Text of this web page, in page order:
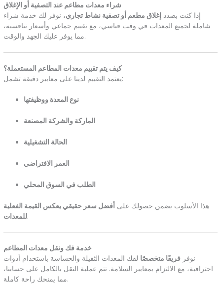
شراء معدات مطاعم عند التصفية أو الإغلاق
إذا كنت بصدد إغلاق مطعم أو تصفية نشاط تجاري، نوفر لك خدمة شراء
شاملة لجميع المعدات في وقت قياسي، مع تقييم جماعي وأسعار تنافسية،
مما يوفر عليك الجهد والوقت.
كيف يتم تقييم معدات المطاعم المستعملة؟
يعتمد التقييم لدينا على معايير دقيقة تشمل:
نوع المعدة ووظيفتها
الماركة والشركة المصنعة
الحالة التشغيلية
العمر الافتراضي
الطلب في السوق المحلي
هذا الأسلوب يضمن حصولك على أفضل سعر حقيقي يعكس القيمة الفعلية
للمعدات.
خدمة فك ونقل معدات المطاعم
نوفر فريقًا متخصصًا لفك المعدات الثقيلة والحساسة باستخدام أدوات
احترافية، مع الالتزام بمعايير السلامة. تتم عملية النقل بالكامل على حسابنا،
مما يمنحك راحة كاملة.